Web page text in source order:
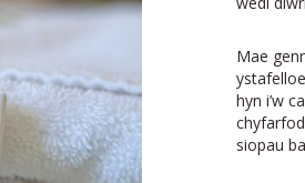
Mae
hyn i’w
siopau